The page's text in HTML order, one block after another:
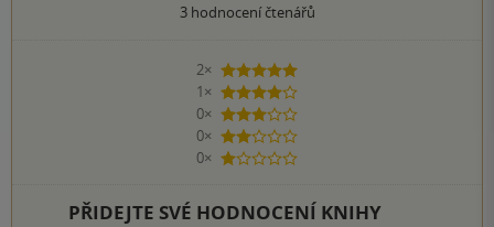
3hodnocení čtenářů
2×
5 hvězdiček
1×
4 hvězdičky
0×
3 hvězdičky
0×
2 hvězdičky
0×
1 hvezdička
PŘIDEJTE SVÉ HODNOCENÍ KNIHY